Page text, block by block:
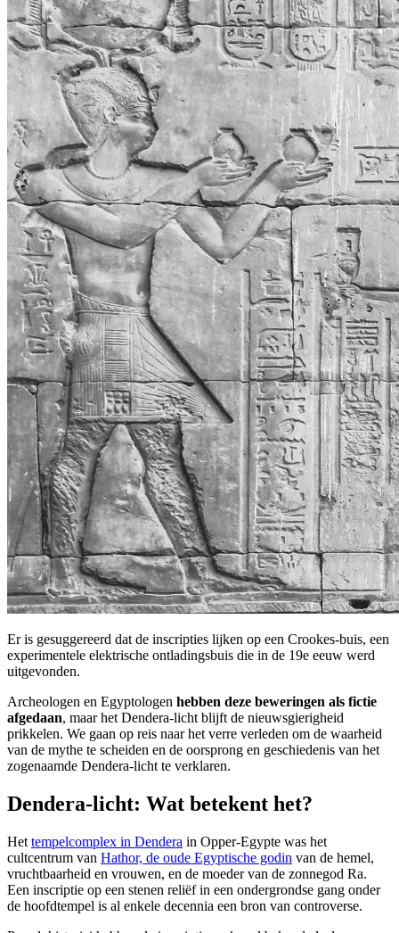
Er is gesuggereerd dat de inscripties lijken op een Crookes-buis, een
experimentele elektrische ontladingsbuis die in de 19e eeuw werd
uitgevonden.
Archeologen en Egyptologen hebben deze beweringen als fictie
afgedaan, maar het Dendera-licht blijft de nieuwsgierigheid
prikkelen. We gaan op reis naar het verre verleden om de waarheid
van de mythe te scheiden en de oorsprong en geschiedenis van het
zogenaamde Dendera-licht te verklaren.
Dendera-licht: Wat betekent het?
Het tempelcomplex in Dendera in Opper-Egypte was het
cultcentrum van Hathor, de oude Egyptische godin van de hemel,
vruchtbaarheid en vrouwen, en de moeder van de zonnegod Ra.
Een inscriptie op een stenen reliëf in een ondergrondse gang onder
de hoofdtempel is al enkele decennia een bron van controverse.